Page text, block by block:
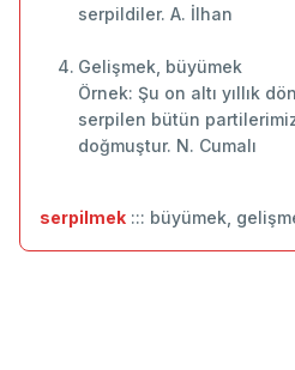
serpildiler. A. İlhan
Gelişmek, büyümek
Örnek: Şu on altı yıllık
serpilen bütün
doğmuştur. N. Cumalı
serpilmek ::: büyümek,